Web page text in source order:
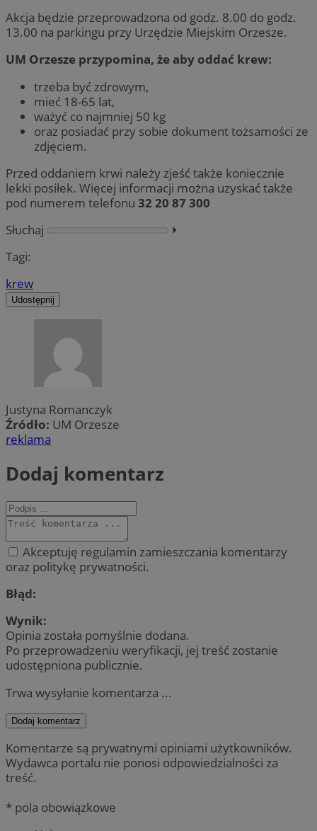
Akcja będzie przeprowadzona od godz. 8.00 do godz.
13.00 na parkingu przy Urzędzie Miejskim Orzesze.
UM Orzesze przypomina, że aby oddać krew:
trzeba być zdrowym,
mieć 18-65 lat,
ważyć co najmniej 50 kg
oraz posiadać przy sobie dokument tożsamości ze
zdjęciem.
Przed oddaniem krwi należy zjeść także koniecznie
lekki posiłek. Więcej informacji można uzyskać także
pod numerem telefonu 32 20 87 300
Słuchaj
⏵︎
Tagi:
krew
Udostępnij
Justyna Romanczyk
Źródło: UM Orzesze
reklama
Dodaj komentarz
Akceptuję regulamin zamieszczania komentarzy
oraz politykę prywatności.
Błąd:
Wynik:
Opinia została pomyślnie dodana.
Po przeprowadzeniu weryfikacji, jej treść zostanie
udostępniona publicznie.
Trwa wysyłanie komentarza ...
Dodaj komentarz
Komentarze są prywatnymi opiniami użytkowników.
Wydawca portalu nie ponosi odpowiedzialności za
treść.
* pola obowiązkowe